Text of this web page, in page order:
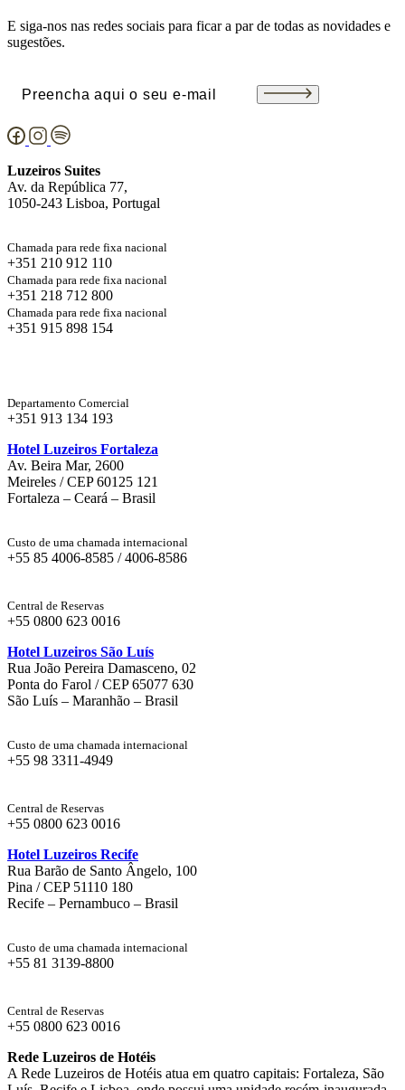
E siga-nos nas redes sociais para ficar a par de todas as novidades e
sugestões.
Email(Obrigatório)
Luzeiros Suites
Av. da República 77,
1050-243 Lisboa, Portugal
Chamada para rede fixa nacional
+351 210 912 110
Chamada para rede fixa nacional
+351 218 712 800
Chamada para rede fixa nacional
+351 915 898 154
Departamento Comercial
+351 913 134 193
Hotel Luzeiros Fortaleza
Av. Beira Mar, 2600
Meireles / CEP 60125 121
Fortaleza – Ceará – Brasil
Custo de uma chamada internacional
+55 85 4006-8585 / 4006-8586
Central de Reservas
+55 0800 623 0016
Hotel Luzeiros São Luís
Rua João Pereira Damasceno, 02
Ponta do Farol / CEP 65077 630
São Luís – Maranhão – Brasil
Custo de uma chamada internacional
+55 98 3311-4949
Central de Reservas
+55 0800 623 0016
Hotel Luzeiros Recife
Rua Barão de Santo Ângelo, 100
Pina / CEP 51110 180
Recife – Pernambuco – Brasil
Custo de uma chamada internacional
+55 81 3139-8800
Central de Reservas
+55 0800 623 0016
Rede Luzeiros de Hotéis
A Rede Luzeiros de Hotéis atua em quatro capitais: Fortaleza, São